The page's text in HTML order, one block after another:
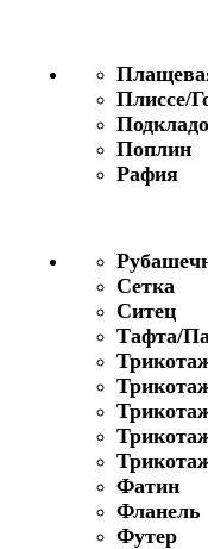
Плиссе/
Поплин
Рафия
Сетка
Ситец
Тафта/
Фатин
Фланель
Футер